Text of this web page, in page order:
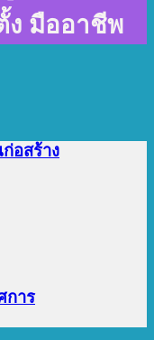
มืออาชีพ
อสร้าง
การ